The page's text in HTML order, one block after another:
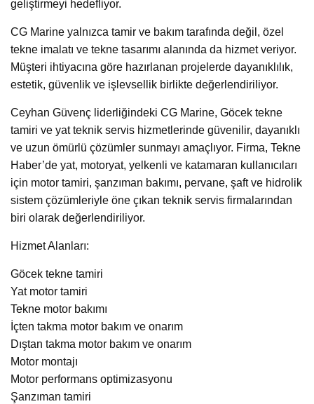
geliştirmeyi hedefliyor.
CG Marine yalnızca tamir ve bakım tarafında değil, özel
tekne imalatı ve tekne tasarımı alanında da hizmet veriyor.
Müşteri ihtiyacına göre hazırlanan projelerde dayanıklılık,
estetik, güvenlik ve işlevsellik birlikte değerlendiriliyor.
Ceyhan Güvenç liderliğindeki CG Marine, Göcek tekne
tamiri ve yat teknik servis hizmetlerinde güvenilir, dayanıklı
ve uzun ömürlü çözümler sunmayı amaçlıyor. Firma, Tekne
Haber’de yat, motoryat, yelkenli ve katamaran kullanıcıları
için motor tamiri, şanzıman bakımı, pervane, şaft ve hidrolik
sistem çözümleriyle öne çıkan teknik servis firmalarından
biri olarak değerlendiriliyor.
Hizmet Alanları:
Göcek tekne tamiri
Yat motor tamiri
Tekne motor bakımı
İçten takma motor bakım ve onarım
Dıştan takma motor bakım ve onarım
Motor montajı
Motor performans optimizasyonu
Şanzıman tamiri